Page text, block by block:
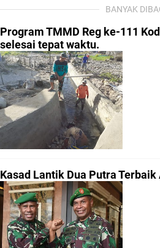
BANYAK
Program TMMD Reg ke-111
selesai tepat waktu.
Kasad Lantik Dua Putra Terbaik